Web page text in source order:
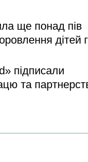
ще понад пів
дітей
підписали
та